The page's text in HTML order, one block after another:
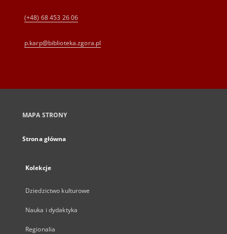
(+48) 68 453 26 06
p.karp@biblioteka.zgora.pl
MAPA STRONY
Strona główna
Kolekcje
Dziedzictwo kulturowe
Nauka i dydaktyka
Regionalia